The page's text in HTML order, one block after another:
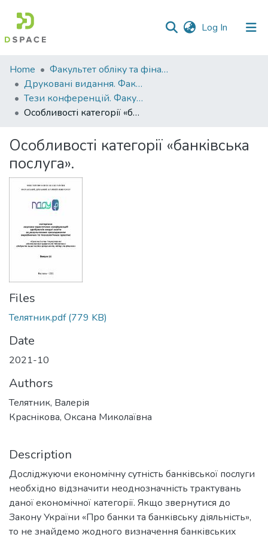
Log In (current)
Communities
&
Collections
Statistics
Home
Факультет обліку та фінансів
Друковані видання. Факультет обліку та фінансів
Тези конференцій. Факультет обліку та фінансів
Особливості категорії «банківська послуга».
Особливості категорії «банківська
послуга».
Files
Телятник.pdf(779 KB)
Date
2021-10
Authors
Телятник, Валерія
Краснікова, Оксана Миколаївна
Description
Досліджуючи економічну сутність банківської послуги
необхідно відзначити неоднозначність трактувань
даної економічної категорії. Якщо звернутися до
Закону України «Про банки та банківську діяльність»,
то не знайдемо жодного визначення банківських